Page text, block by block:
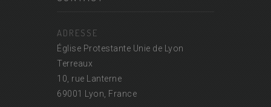
ADRESSE
Église Protestante Unie de Lyon
Terreaux
10, rue Lanterne
69001 Lyon, France